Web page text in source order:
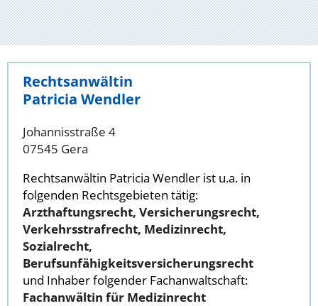
Rechtsanwältin
Patricia Wendler
Johannisstraße 4
07545 Gera
Rechtsanwältin Patricia Wendler ist u.a. in
folgenden Rechtsgebieten tätig:
Arzthaftungsrecht, Versicherungsrecht,
Verkehrsstrafrecht, Medizinrecht,
Sozialrecht,
Berufsunfähigkeitsversicherungsrecht
und Inhaber folgender Fachanwaltschaft:
Fachanwältin für Medizinrecht